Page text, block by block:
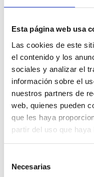
Esta página web usa
Las cookies de este
el contenido y los
sociales y analizar el
información sobre el
nuestros partners de
web, quienes pueden
que les haya
partir del uso que
Necesarias
mediterranen Essenz